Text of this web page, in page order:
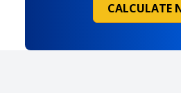
CALCULATE